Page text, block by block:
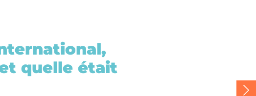
quelle était